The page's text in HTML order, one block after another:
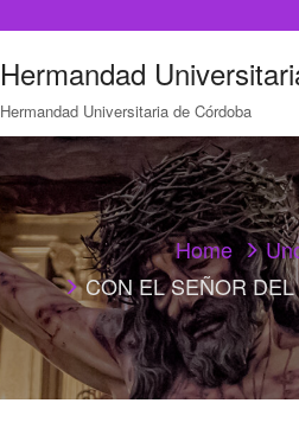
Hermandad
Hermandad Universitaria de Córdoba
Home
CON EL SEÑOR